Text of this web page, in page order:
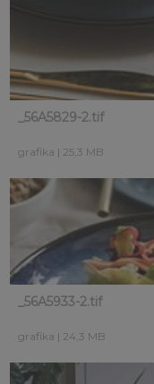
_56A5829-2.tif
grafika | 25,3 MB
_56A5933-2.tif
grafika | 24,3 MB